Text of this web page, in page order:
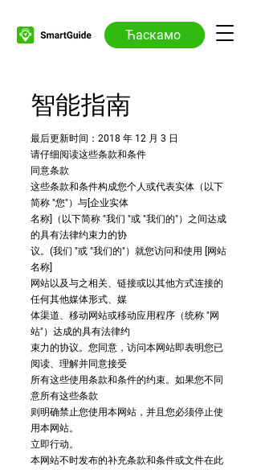
Ћаскамо
智能指南
最后更新时间：2018 年 12 月 3 日
请仔细阅读这些条款和条件
同意条款
这些条款和条件构成您个人或代表实体（以下
简称 "您"）与[企业实体
名称]（以下简称 "我们 "或 "我们的"）之间达成
的具有法律约束力的协
议。(我们 "或 "我们的"）就您访问和使用 [网站
名称]
网站以及与之相关、链接或以其他方式连接的
任何其他媒体形式、媒
体渠道、移动网站或移动应用程序（统称 "网
站"）达成的具有法律约
束力的协议。您同意，访问本网站即表明您已
阅读、理解并同意接受
所有这些使用条款和条件的约束。如果您不同
意所有这些条款
则明确禁止您使用本网站，并且您必须停止使
用本网站。
立即行动。
本网站不时发布的补充条款和条件或文件在此